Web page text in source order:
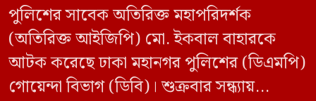
পুলিশের সাবেক অতিরিক্ত মহাপরিদর্শক
(অতিরিক্ত আইজিপি) মো. ইকবাল বাহারকে
আটক করেছে ঢাকা মহানগর পুলিশের (ডিএমপি)
গোয়েন্দা বিভাগ (ডিবি)। শুক্রবার সন্ধ্যায়